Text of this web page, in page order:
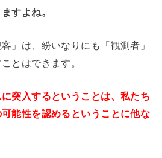
すよね。
」は、紛いなりにも「観測者」
とはできます。
突入するということは、私たち
能性を認めるということに他な